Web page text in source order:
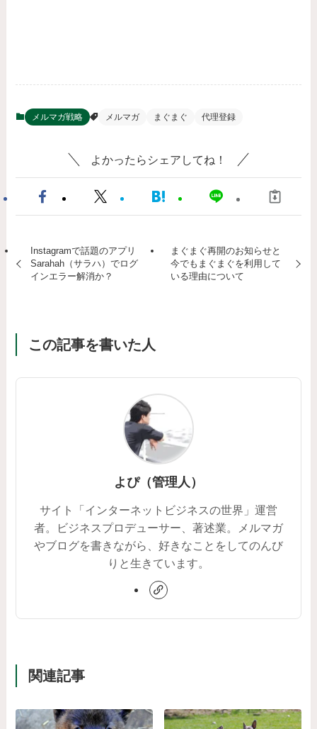
メルマガ戦略 メルマガ まぐまぐ 代理登録
よかったらシェアしてね！
Instagramで話題のアプリ
Sarahah（サラハ）でログ
インエラー解消か？
まぐまぐ再開のお知らせと
今でもまぐまぐを利用して
いる理由について
この記事を書いた人
よぴ（管理人）
サイト「インターネットビジネスの世界」運営
者。ビジネスプロデューサー、著述業。メルマガ
やブログを書きながら、好きなことをしてのんび
りと生きています。
関連記事